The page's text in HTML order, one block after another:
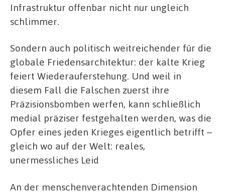
Infrastruktur offenbar nicht nur ungleich
schlimmer.
Sondern auch politisch weitreichender für die
globale Friedensarchitektur: der kalte Krieg
feiert Wiederauferstehung. Und weil in
diesem Fall die Falschen zuerst ihre
Präzisionsbomben werfen, kann schließlich
medial präziser festgehalten werden, was die
Opfer eines jeden Krieges eigentlich betrifft –
gleich wo auf der Welt: reales,
unermessliches Leid
An der menschenverachtenden Dimension